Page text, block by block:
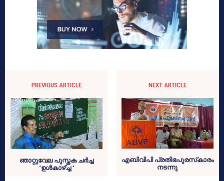
PREVIOUS ARTICLE
ഞാറ്റുവേല പുസ്തക ചര്‍ച്ച
‘ഉള്‍കാഴ്ച്ച ‘
NEXT ARTICLE
എബിവിപി പ്രതിഭപുരസ്‌കാരം
നടന്നു